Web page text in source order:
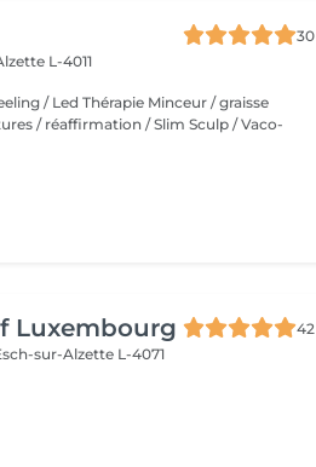
30
L-4011
/ Led Thérapie Minceur / graisse
/ réaffirmation / Slim Sculp / Vaco-
Luxembourg
42
sur-Alzette L-4071